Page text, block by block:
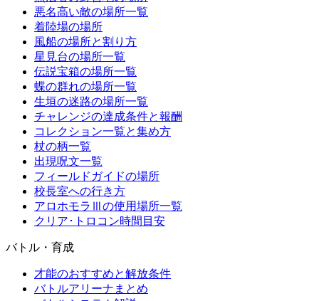
悪名高い敵の場所一覧
着陸場の場所
風船の場所と割り方
星見台の場所一覧
伝説宝箱の場所一覧
蝶の群れの場所一覧
生垣の迷路の場所一覧
チャレンジの達成条件と報酬
コレクション一覧と集め方
杖の柄一覧
出現呪文一覧
フィールドガイドの場所
校長室への行き方
アロホモラⅢの使用場所一覧
クリア･トロコン時間目安
バトル・育成
才能のおすすめと解放条件
バトルアリーナまとめ